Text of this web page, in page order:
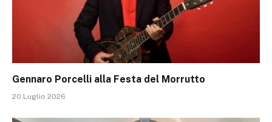
Gennaro Porcelli alla Festa del Morrutto
20 Luglio 2026